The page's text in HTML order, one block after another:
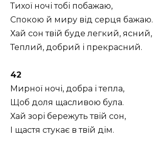
Тихої ночі тобі побажаю,
Спокою й миру від серця бажаю.
Хай сон твій буде легкий, ясний,
Теплий, добрий і прекрасний.
42
Мирної ночі, добра і тепла,
Щоб доля щасливою була.
Хай зорі бережуть твій сон,
І щастя стукає в твій дім.